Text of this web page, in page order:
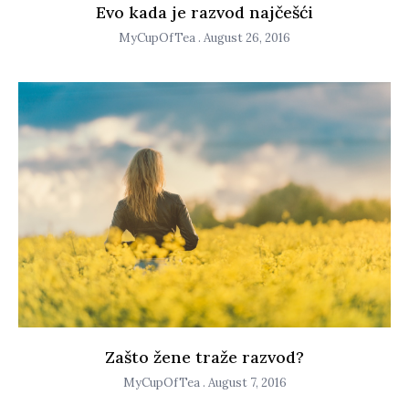
Evo kada je razvod najčešći
MyCupOfTea August 26, 2016
Zašto žene traže razvod?
MyCupOfTea August 7, 2016